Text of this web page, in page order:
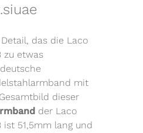
das die Laco
zu etwas
mit
dieser
der Laco
ist 51,5mm lang und